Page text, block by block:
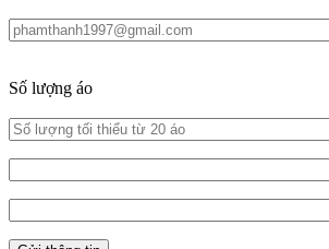
Số lượng áo